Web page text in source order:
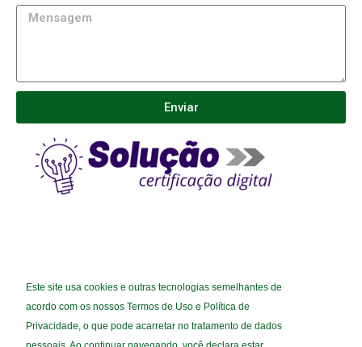
Este site usa cookies e outras tecnologias semelhantes de
acordo com os nossos Termos de Uso e Política de
Privacidade, o que pode acarretar no tratamento de dados
Enviar
(11) 9 5292-2354
SOLUCAOCERTIFICADORA@GMAIL.COM